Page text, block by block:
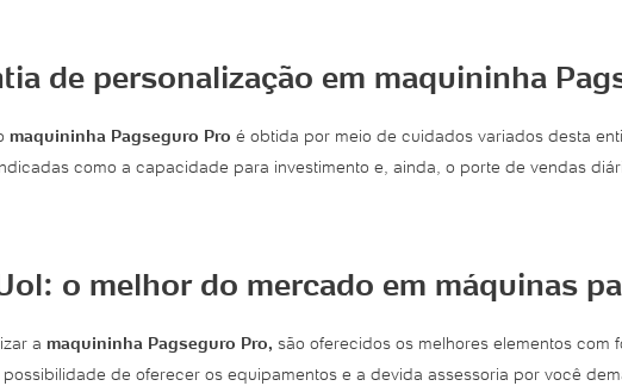
de personalização em maquininha
maquininha Pagseguro Pro é obtida por meio de cuidados variados desta
como a capacidade para investimento e, ainda, o porte de vendas
o melhor do mercado em máquinas
a maquininha Pagseguro Pro, são oferecidos os melhores elementos
possibilidade de oferecer os equipamentos e a devida assessoria por você